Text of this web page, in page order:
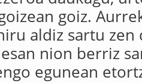
goiz.
aldiz sartu zen
nion berriz
egunean